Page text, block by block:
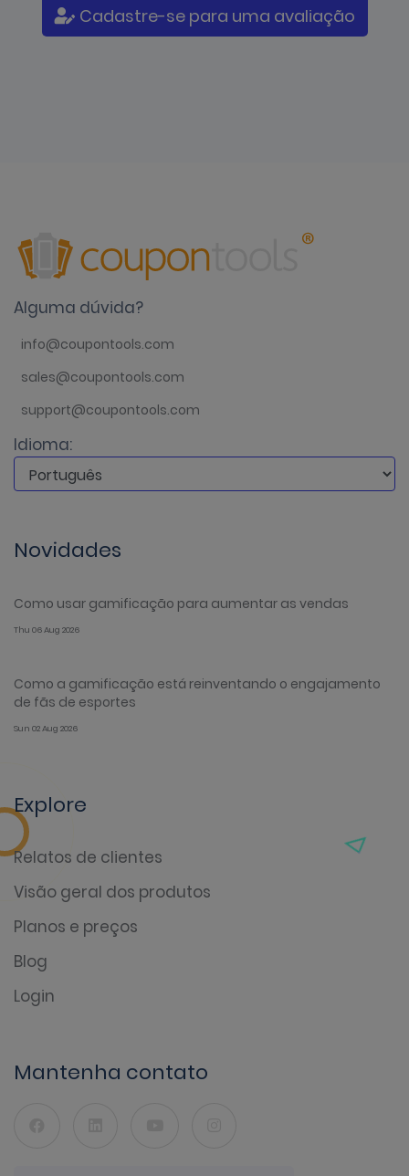
Cadastre-se para uma avaliação
Alguma dúvida?
info@coupontools.com
sales@coupontools.com
support@coupontools.com
Idioma:
Novidades
Como usar gamificação para aumentar as vendas
Thu 06 Aug 2026
Como a gamificação está reinventando o engajamento
de fãs de esportes
Sun 02 Aug 2026
Explore
Relatos de clientes
Visão geral dos produtos
Planos e preços
Blog
Login
Mantenha contato